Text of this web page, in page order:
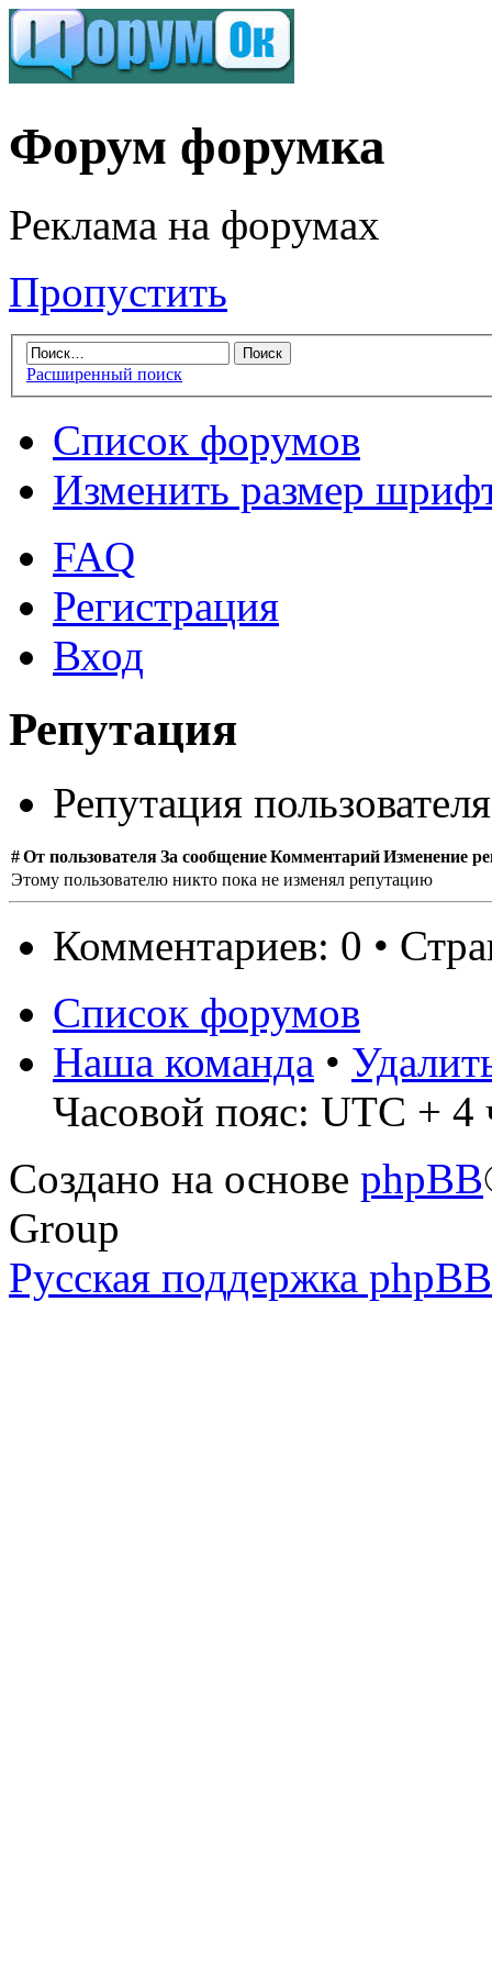
Форум форумка
Реклама на форумах
Пропустить
Расширенный поиск
Список форумов
Изменить размер
FAQ
Регистрация
Вход
Репутация
Репутация
#От пользователяЗа сообщениеКомментарийИзменение
Этому пользователю никто пока не изменял репутацию
Комментариев: 0 •
Список форумов
Наша команда •
Часовой пояс: UTC + 4
Создано на основе phpBB
Group
Русская поддержка phpBB